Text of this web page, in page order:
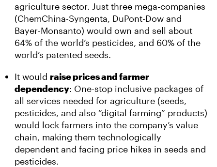
agriculture sector. Just three mega-companies
(ChemChina-Syngenta, DuPont-Dow and
Bayer-Monsanto) would own and sell about
64% of the world’s pesticides, and 60% of the
world’s patented seeds.
It would raise prices and farmer
dependency: One-stop inclusive packages of
all services needed for agriculture (seeds,
pesticides, and also “digital farming” products)
would lock farmers into the company’s value
chain, making them technologically
dependent and facing price hikes in seeds and
pesticides.